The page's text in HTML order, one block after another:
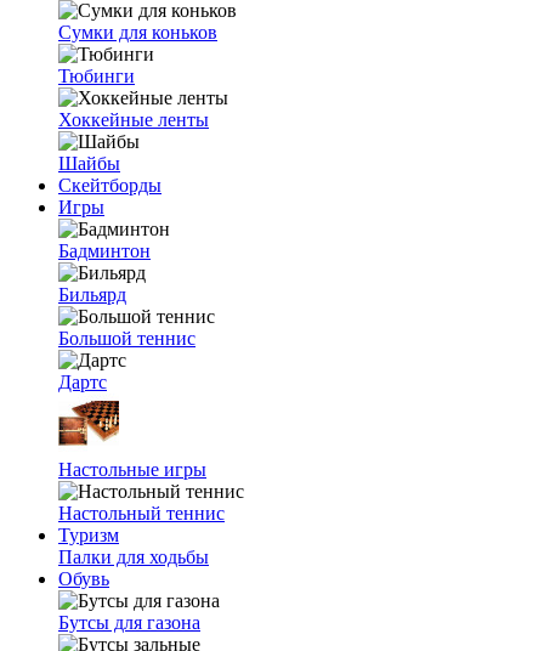
Сумки для коньков
Тюбинги
Хоккейные ленты
Шайбы
Скейтборды
Игры
Бадминтон
Бильярд
Большой теннис
Дартс
Настольные игры
Настольный теннис
Туризм
Палки для ходьбы
Обувь
Бутсы для газона